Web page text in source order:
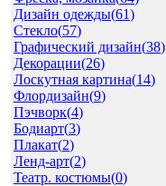
Дизайн одежды(61)
Стекло(57)
Графический дизайн(38)
Декорации(26)
Лоскутная картина(14)
Флордизайн(9)
Пэчворк(4)
Бодиарт(3)
Плакат(2)
Ленд-арт(2)
Театр. костюмы(0)